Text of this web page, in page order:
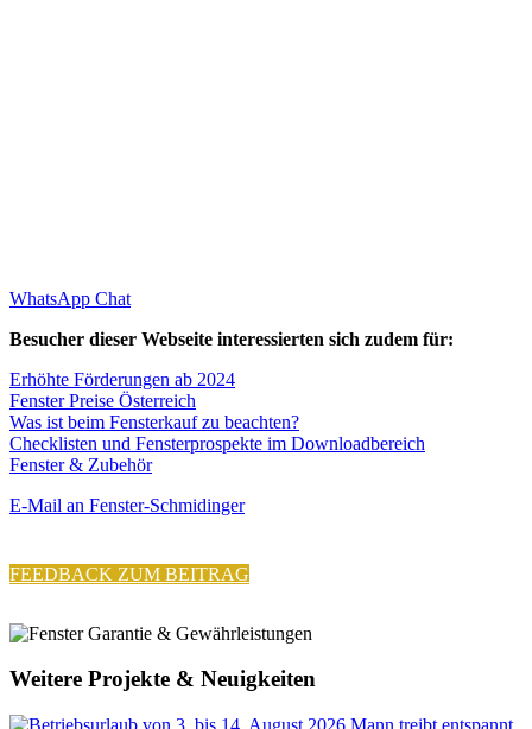
WhatsApp Chat
Besucher dieser Webseite interessierten sich zudem für:
Erhöhte Förderungen ab 2024
Fenster Preise Österreich
Was ist beim Fensterkauf zu beachten?
Checklisten und Fensterprospekte im Downloadbereich
Fenster & Zubehör
E-Mail an Fenster-Schmidinger
FEEDBACK ZUM BEITRAG
Weitere Projekte & Neuigkeiten